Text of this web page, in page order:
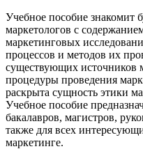
Учебное пособие знакомит
маркетологов с
маркетинговых
процессов и методов их
существующих источников
процедуры проведения
раскрыта сущность этики
Учебное пособие
бакалавров, магистров,
также для всех
маркетинге.